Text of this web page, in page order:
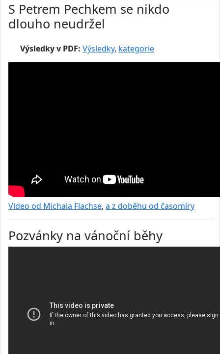
S Petrem Pechkem se nikdo
dlouho neudržel
Výsledky v PDF: Výsledky, kategorie
Video od Michala Flachse, a z doběhu od časomíry
Pozvánky na vánoční běhy